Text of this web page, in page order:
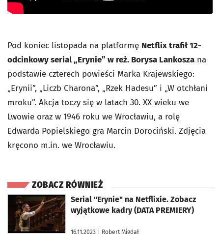
Pod koniec listopada na platformę Netflix trafił 12-
odcinkowy serial „Erynie” w reż. Borysa Lankosza na
podstawie czterech powieści Marka Krajewskiego:
„Erynii”, „Liczb Charona”, „Rzek Hadesu” i „W otchłani
mroku”. Akcja toczy się w latach 30. XX wieku we
Lwowie oraz w 1946 roku we Wrocławiu, a rolę
Edwarda Popielskiego gra Marcin Dorociński. Zdjęcia
kręcono m.in. we Wrocławiu.
ZOBACZ RÓWNIEŻ
Serial "Erynie" na Netflixie. Zobacz
wyjątkowe kadry (DATA PREMIERY)
16.11.2023 | Robert Migdał
otworzy się w nowej karcie